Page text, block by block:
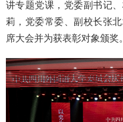
讲专题党课，党委副书记
莉，党委常委、副校长张
席大会并为获表彰对象颁奖。